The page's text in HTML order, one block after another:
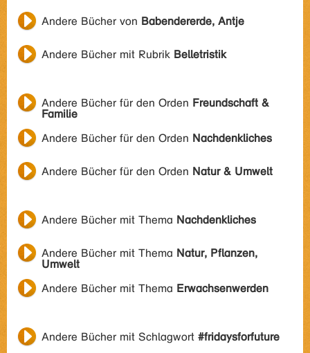
Andere Bücher von Babendererde, Antje
Andere Bücher mit Rubrik Belletristik
Andere Bücher für den Orden Freundschaft &
Familie
Andere Bücher für den Orden Nachdenkliches
Andere Bücher für den Orden Natur & Umwelt
Andere Bücher mit Thema Nachdenkliches
Andere Bücher mit Thema Natur, Pflanzen,
Umwelt
Andere Bücher mit Thema Erwachsenwerden
Andere Bücher mit Schlagwort #fridaysforfuture